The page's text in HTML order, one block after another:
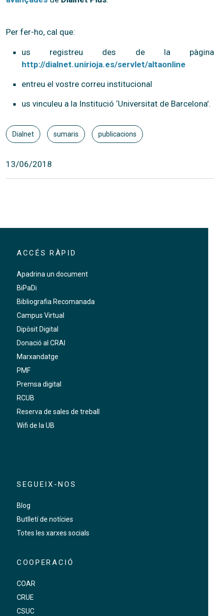
Per fer-ho, cal que:
us registreu des de la pàgina
http://dialnet.unirioja.es/servlet/altaonline
entreu el vostre correu institucional
us vinculeu a la Institució ‘Universitat de Barcelona’.
Dialnet sumaris publicacions
13/06/2018
ACCÉS RÀPID
Apadrina un document
BiPaDi
Bibliografia Recomanada
Campus Virtual
Dipòsit Digital
Donació al CRAI
Marxandatge
PMF
Premsa digital
RCUB
Reserva de sales de treball
Wifi de la UB
SEGUEIX-NOS
Blog
Butlletí de notícies
Totes les xarxes socials
COOPERACIÓ
COAR
CRUE
CSUC